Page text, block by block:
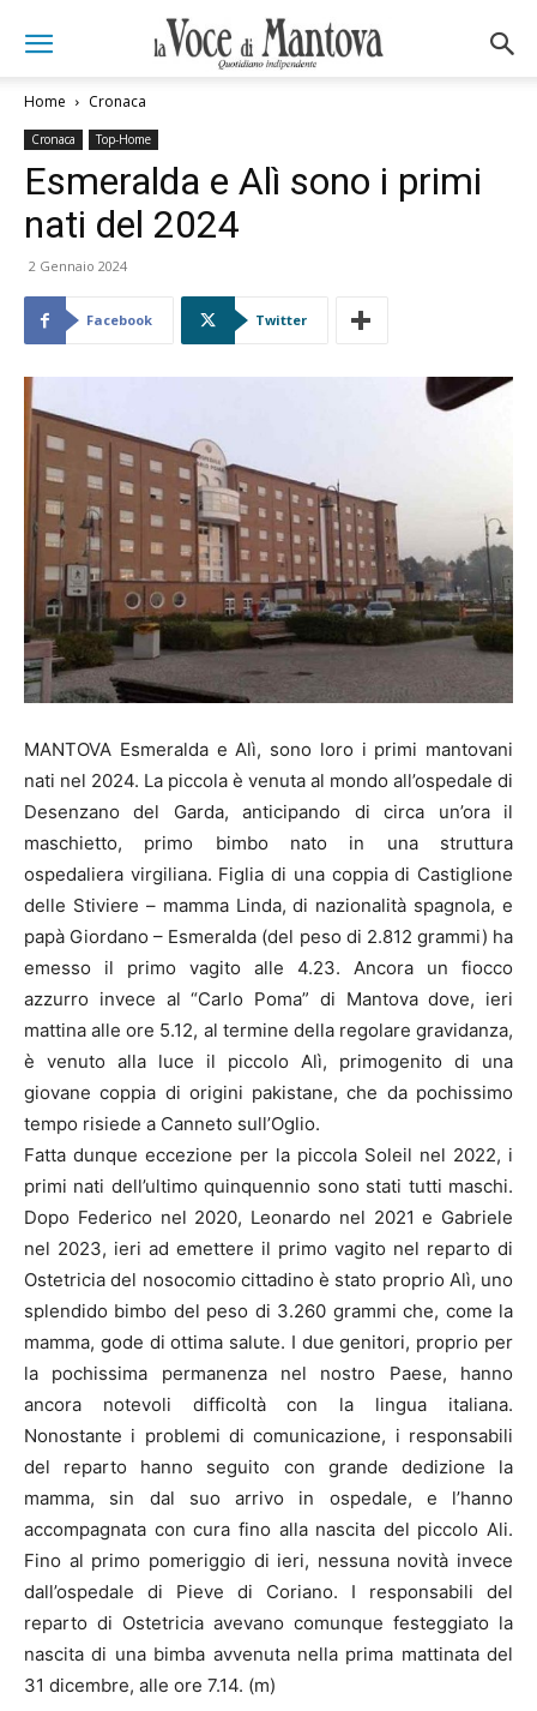
Home Cronaca
Cronaca Top-Home
Esmeralda e Alì sono i primi
nati del 2024
2 Gennaio 2024
Facebook Twitter
MANTOVA Esmeralda e Alì, sono loro i primi mantovani
nati nel 2024. La piccola è venuta al mondo all’ospedale di
Desenzano del Garda, anticipando di circa un’ora il
maschietto, primo bimbo nato in una struttura
ospedaliera virgiliana. Figlia di una coppia di Castiglione
delle Stiviere – mamma Linda, di nazionalità spagnola, e
papà Giordano – Esmeralda (del peso di 2.812 grammi) ha
emesso il primo vagito alle 4.23. Ancora un fiocco
azzurro invece al “Carlo Poma” di Mantova dove, ieri
mattina alle ore 5.12, al termine della regolare gravidanza,
è venuto alla luce il piccolo Alì, primogenito di una
giovane coppia di origini pakistane, che da pochissimo
tempo risiede a Canneto sull’Oglio.
Fatta dunque eccezione per la piccola Soleil nel 2022, i
primi nati dell’ultimo quinquennio sono stati tutti maschi.
Dopo Federico nel 2020, Leonardo nel 2021 e Gabriele
nel 2023, ieri ad emettere il primo vagito nel reparto di
Ostetricia del nosocomio cittadino è stato proprio Alì, uno
splendido bimbo del peso di 3.260 grammi che, come la
mamma, gode di ottima salute. I due genitori, proprio per
la pochissima permanenza nel nostro Paese, hanno
ancora notevoli difficoltà con la lingua italiana.
Nonostante i problemi di comunicazione, i responsabili
del reparto hanno seguito con grande dedizione la
mamma, sin dal suo arrivo in ospedale, e l’hanno
accompagnata con cura fino alla nascita del piccolo Ali.
Fino al primo pomeriggio di ieri, nessuna novità invece
dall’ospedale di Pieve di Coriano. I responsabili del
reparto di Ostetricia avevano comunque festeggiato la
nascita di una bimba avvenuta nella prima mattinata del
31 dicembre, alle ore 7.14. (m)